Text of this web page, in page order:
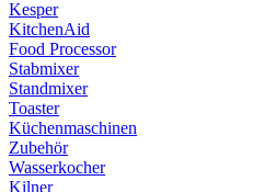
Kesper
KitchenAid
Food Processor
Stabmixer
Standmixer
Toaster
Küchenmaschinen
Zubehör
Wasserkocher
Kilner